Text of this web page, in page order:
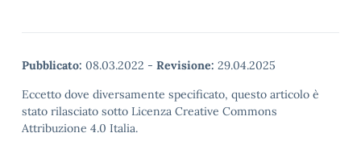
Pubblicato: 08.03.2022 - Revisione: 29.04.2025
Eccetto dove diversamente specificato, questo articolo è
stato rilasciato sotto Licenza Creative Commons
Attribuzione 4.0 Italia.